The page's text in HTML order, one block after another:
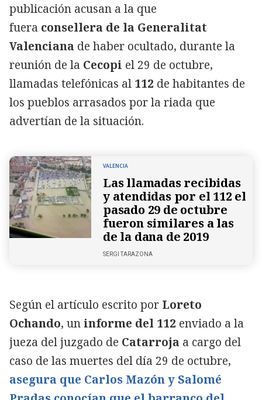
publicación acusan a la que
fuera consellera de la Generalitat
Valenciana de haber ocultado, durante la
reunión de la Cecopi el 29 de octubre,
llamadas telefónicas al 112 de habitantes de
los pueblos arrasados por la riada que
advertían de la situación.
VALENCIA
Las llamadas recibidas
y atendidas por el 112 el
pasado 29 de octubre
fueron similares a las
de la dana de 2019
SERGI TARAZONA
Según el artículo escrito por Loreto
Ochando, un informe del 112 enviado a la
jueza del juzgado de Catarroja a cargo del
caso de las muertes del día 29 de octubre,
asegura que Carlos Mazón y Salomé